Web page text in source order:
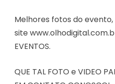
Melhores fotos do
site
EVENTOS.
QUE TAL FOTO e VIDEO